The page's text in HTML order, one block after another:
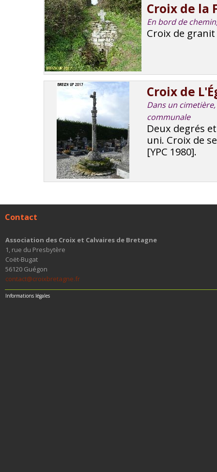
Croix de la
En bord de
Croix de
Croix de
Dans un
communale
Deux degrés
uni. Croix de
[YPC 1980].
Contact
Association des Croix et Calvaires de Bretagne
1, rue du Presbytère
Coët-Bugat
56120 Guégon
contact@croixbretagne.fr
Informations légales